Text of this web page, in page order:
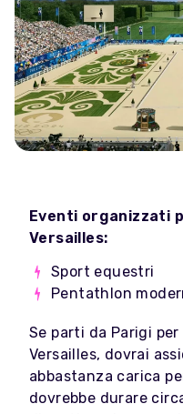
Eventi organizzati
Versailles:
Sport equestri
Pentathlon
Se parti da Parigi
Versailles, dovrai
abbastanza carica
dovrebbe durare